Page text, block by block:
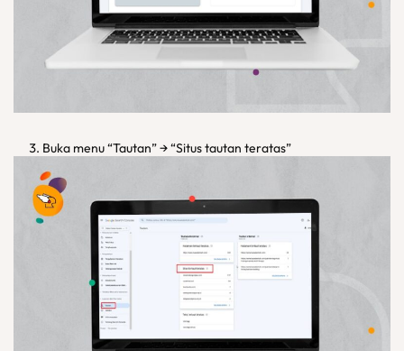
Buka menu “Tautan” → “Situs tautan teratas”